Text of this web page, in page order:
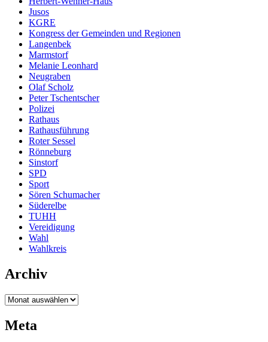
Jusos
KGRE
Kongress der Gemeinden und Regionen
Langenbek
Marmstorf
Melanie Leonhard
Neugraben
Olaf Scholz
Peter Tschentscher
Polizei
Rathaus
Rathausführung
Roter Sessel
Rönneburg
Sinstorf
SPD
Sport
Sören Schumacher
Süderelbe
TUHH
Vereidigung
Wahl
Wahlkreis
Archiv
Archiv
Meta